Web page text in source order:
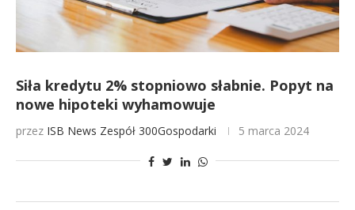
Siła kredytu 2% stopniowo słabnie. Popyt na
nowe hipoteki wyhamowuje
przez ISB News Zespół 300Gospodarki 5 marca 2024